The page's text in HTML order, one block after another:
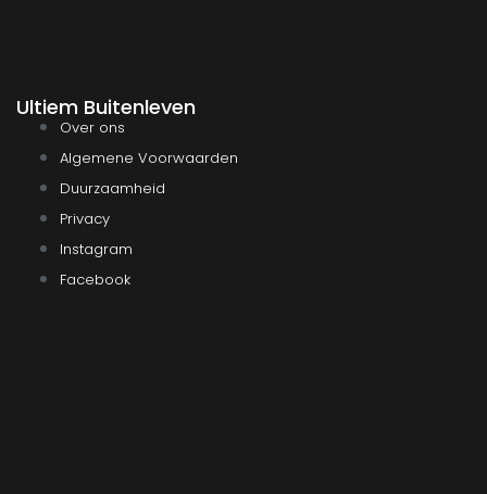
Ultiem Buitenleven
Over ons
Algemene Voorwaarden
Duurzaamheid
Privacy
Instagram
Facebook